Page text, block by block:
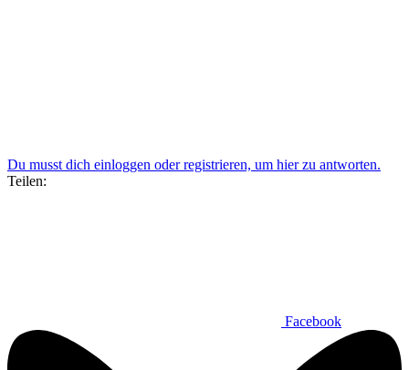
Du musst dich einloggen oder registrieren, um hier zu antworten.
Teilen:
Facebook